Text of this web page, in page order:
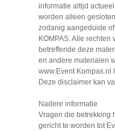
informatie altijd
worden alleen
zodanig aangeduide
KOMPAS. Alle
betreffende deze
en andere materialen
www.Event Kompas.nl
Deze disclaimer kan
Nadere informatie
Vragen die betrekking
gericht te worden tot